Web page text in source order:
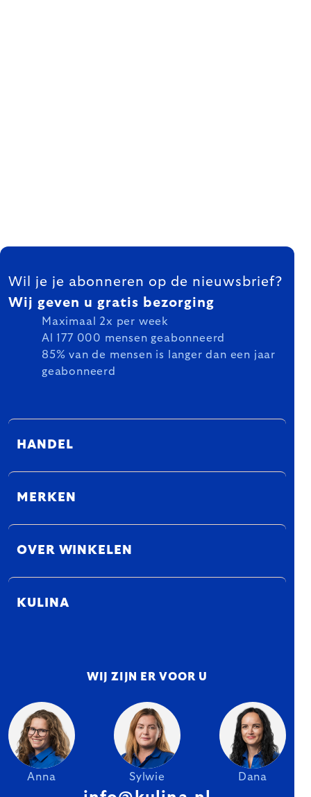
FOOTER
Wil je je abonneren op de nieuwsbrief?
Wij geven u gratis bezorging
Maximaal 2x per week
Al 177 000 mensen geabonneerd
85% van de mensen is langer dan een jaar
geabonneerd
HANDEL
MERKEN
OVER WINKELEN
KULINA
WIJ ZIJN ER VOOR U
Anna Sylwie Dana